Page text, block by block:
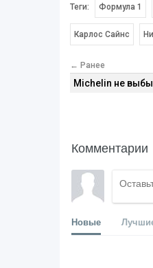
Теги: Формула 1
Карлос Сайнс
← Ранее
Michelin не
Комментарии
Новые